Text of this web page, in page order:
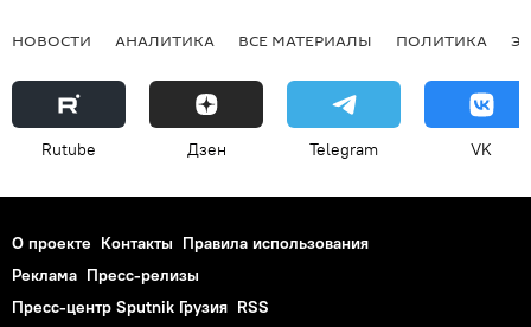
НОВОСТИ АНАЛИТИКА ВСЕ МАТЕРИАЛЫ ПОЛИТИКА
Rutube Дзен Telegram VK
О проекте Контакты Правила использования
Реклама Пресс-релизы
Пресс-центр Sputnik Грузия RSS